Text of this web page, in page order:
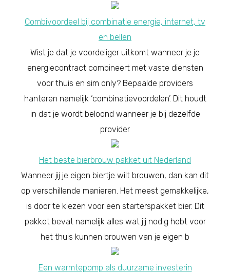
Combivoordeel bij combinatie energie, internet, tv
en bellen
Wist je dat je voordeliger uitkomt wanneer je je
energiecontract combineert met vaste diensten
voor thuis en sim only? Bepaalde providers
hanteren namelijk ‘combinatievoordelen’. Dit houdt
in dat je wordt beloond wanneer je bij dezelfde
provider
Het beste bierbrouw pakket uit Nederland
Wanneer jij je eigen biertje wilt brouwen, dan kan dit
op verschillende manieren. Het meest gemakkelijke,
is door te kiezen voor een starterspakket bier. Dit
pakket bevat namelijk alles wat jij nodig hebt voor
het thuis kunnen brouwen van je eigen b
Een warmtepomp als duurzame investerin